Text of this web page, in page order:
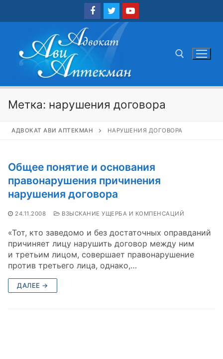
Метка: нарушения договора
АДВОКАТ АВИ АПТЕКМАН НАРУШЕНИЯ ДОГОВОРА
Общее понятие и основания
правонарушения причинения
нарушения договора
24.11.2008 ВЗЫСКАНИЕ УЩЕРБА И КОМПЕНСАЦИЙ
«Тот, кто заведомо и без достаточных оправданий
причиняет лицу нарушить договор между ним
и третьим лицом, совершает правонарушение
против третьего лица, однако,…
ДАЛЕЕ →